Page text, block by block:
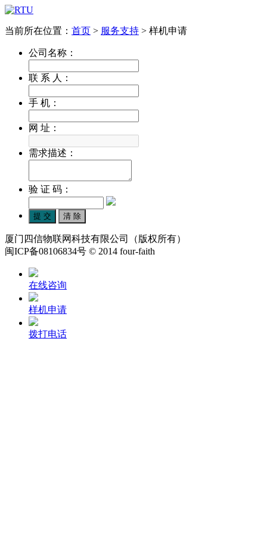
当前所在位置： 首页 > 服务支持 > 样机申请
公司名称：
联 系 人：
手 机：
网 址：
需求描述：
验 证 码：
厦门四信物联网科技有限公司（版权所有）
闽ICP备08106834号 © 2014 four-faith
在线咨询
样机申请
拨打电话